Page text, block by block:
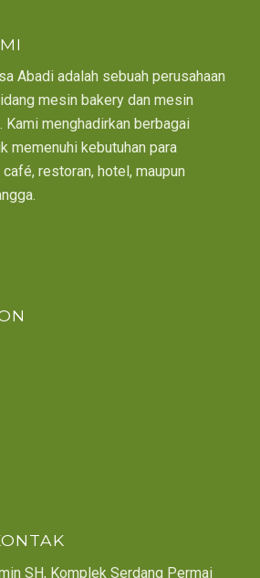
Abadi adalah sebuah perusahaan
mesin bakery dan mesin
Kami menghadirkan berbagai
memenuhi kebutuhan para
restoran, hotel, maupun
SH, Komplek Serdang Permai